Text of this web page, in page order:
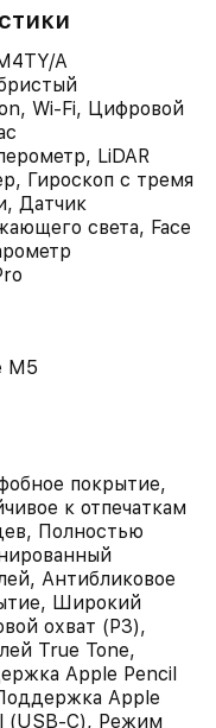
A
Wi-Fi, Цифровой
LiDAR
Гироскоп с тремя
Датчик
света, Face
M5
покрытие,
к отпечаткам
Полностью
Антибликовое
Широкий
охват (P3),
True Tone,
Apple Pencil
Apple
(USB‑C), Режим